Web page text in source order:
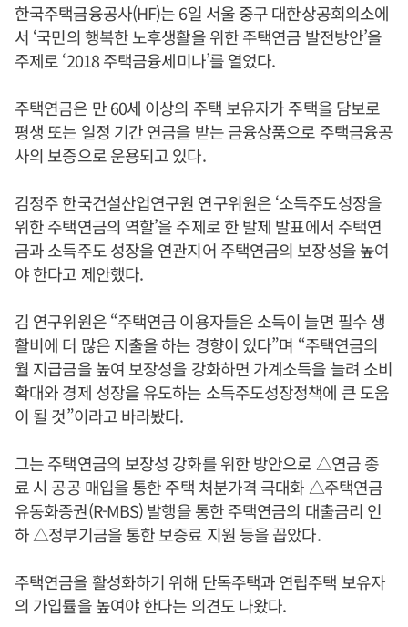
한국주택금융공사(HF)는 6일 서울 중구 대한상공회의소에
서 ‘국민의 행복한 노후생활을 위한 주택연금 발전방안’을
주제로 ‘2018 주택금융세미나’를 열었다.
주택연금은 만 60세 이상의 주택 보유자가 주택을 담보로
평생 또는 일정 기간 연금을 받는 금융상품으로 주택금융공
사의 보증으로 운용되고 있다.
김정주 한국건설산업연구원 연구위원은 ‘소득주도성장을
위한 주택연금의 역할’을 주제로 한 발제 발표에서 주택연
금과 소득주도 성장을 연관지어 주택연금의 보장성을 높여
야 한다고 제안했다.
김 연구위원은 “주택연금 이용자들은 소득이 늘면 필수 생
활비에 더 많은 지출을 하는 경향이 있다”며 “주택연금의
월 지급금을 높여 보장성을 강화하면 가계소득을 늘려 소비
확대와 경제 성장을 유도하는 소득주도성장정책에 큰 도움
이 될 것”이라고 바라봤다.
그는 주택연금의 보장성 강화를 위한 방안으로 △연금 종
료 시 공공 매입을 통한 주택 처분가격 극대화 △주택연금
유동화증권(R-MBS) 발행을 통한 주택연금의 대출금리 인
하 △정부기금을 통한 보증료 지원 등을 꼽았다.
주택연금을 활성화하기 위해 단독주택과 연립주택 보유자
의 가입률을 높여야 한다는 의견도 나왔다.